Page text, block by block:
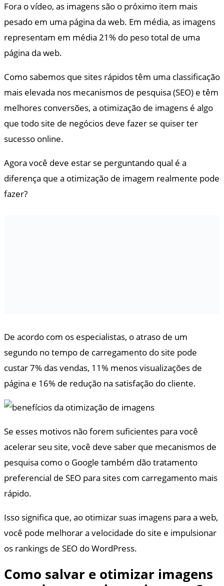
Fora o vídeo, as imagens são o próximo item mais
pesado em uma página da web. Em média, as imagens
representam em média 21% do peso total de uma
página da web.
Como sabemos que sites rápidos têm uma classificação
mais elevada nos mecanismos de pesquisa (SEO) e têm
melhores conversões, a otimização de imagens é algo
que todo site de negócios deve fazer se quiser ter
sucesso online.
Agora você deve estar se perguntando qual é a
diferença que a otimização de imagem realmente pode
fazer?
De acordo com os especialistas, o atraso de um
segundo no tempo de carregamento do site pode
custar 7% das vendas, 11% menos visualizações de
página e 16% de redução na satisfação do cliente.
Se esses motivos não forem suficientes para você
acelerar seu site, você deve saber que mecanismos de
pesquisa como o Google também dão tratamento
preferencial de SEO para sites com carregamento mais
rápido.
Isso significa que, ao otimizar suas imagens para a web,
você pode melhorar a velocidade do site e impulsionar
os rankings de SEO do WordPress.
Como salvar e otimizar imagens